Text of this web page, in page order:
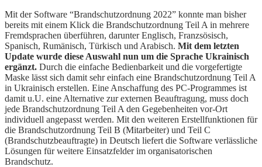
Mit der Software “Brandschutzordnung 2022” konnte man bisher
bereits mit einem Klick die Brandschutzordnung Teil A in mehrere
Fremdsprachen überführen, darunter Englisch, Franzsösisch,
Spanisch, Rumänisch, Türkisch und Arabisch. Mit dem letzten
Update wurde diese Auswahl nun um die Sprache Ukrainisch
ergänzt. Durch die einfache Bedienbarkeit und die vorgefertigte
Maske lässt sich damit sehr einfach eine Brandschutzordnung Teil A
in Ukrainisch erstellen. Eine Anschaffung des PC-Programmes ist
damit u.U. eine Alternative zur externen Beauftragung, muss doch
jede Brandschutzordnung Teil A den Gegebenheiten vor-Ort
individuell angepasst werden. Mit den weiteren Erstellfunktionen für
die Brandschutzordnung Teil B (Mitarbeiter) und Teil C
(Brandschutzbeauftragte) in Deutsch liefert die Software verlässliche
Lösungen für weitere Einsatzfelder im organisatorischen
Brandschutz.